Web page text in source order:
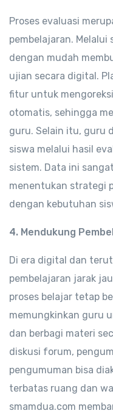
Proses evaluasi
pembelajaran. Melalui
dengan mudah
ujian secara digital.
fitur untuk
otomatis, sehingga
guru. Selain itu, guru
siswa melalui hasil
sistem. Data ini
menentukan strategi
dengan kebutuhan
4. Mendukung
Di era digital dan
pembelajaran jarak
proses belajar tetap
memungkinkan guru
dan berbagi materi
diskusi forum,
pengumuman bisa
terbatas ruang dan
smamdua.com